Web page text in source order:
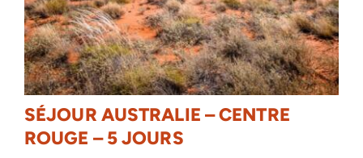
SÉJOUR AUSTRALIE – CENTRE
ROUGE – 5 JOURS